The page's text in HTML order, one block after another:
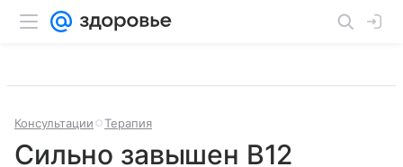
Консультации Терапия
Сильно завышен B12